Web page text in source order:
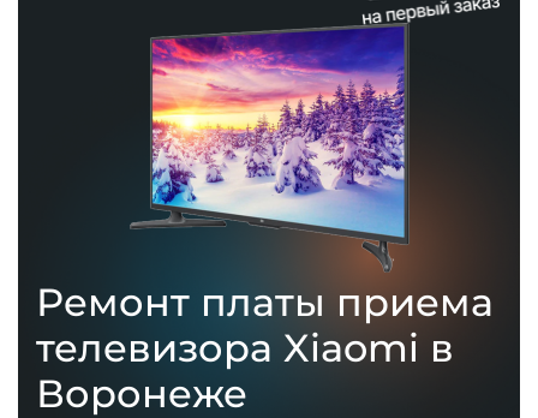
Ремонт платы приема
телевизора Xiaomi в
Воронеже